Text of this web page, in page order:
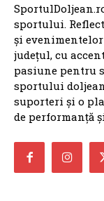
sportului.
și
județul, cu
pasiune pentru
sportului
suporteri și o
de performanță